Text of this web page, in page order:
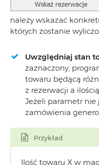
należy wskazać
których zostanie
Uwzględniaj stan
zaznaczony,
towaru będącą
z rezerwacji a
Jeżeli parametr nie
zamówienia
Przykład
Ilość towaru X w